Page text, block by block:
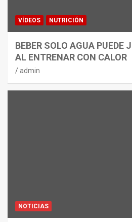
VÍDEOS NUTRICIÓN
BEBER SOLO AGUA PUEDE
AL ENTRENAR CON CALOR
admin
NOTICIAS